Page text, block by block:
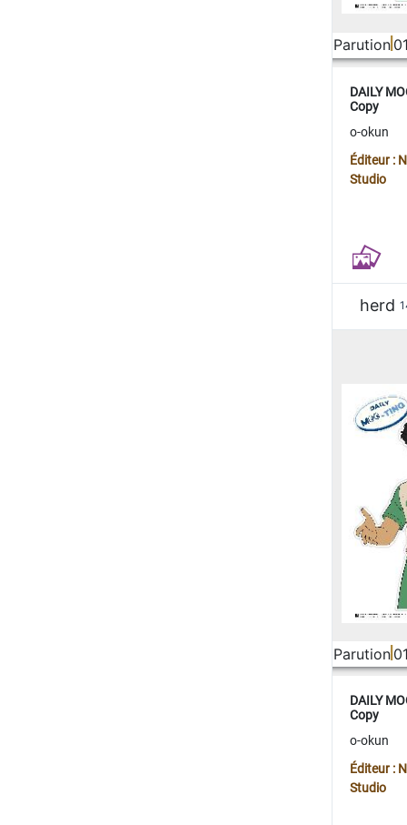
Parution
DAILY
Copy
o-okun
Éditeur :
Studio
herd
Parution
DAILY
Copy
o-okun
Éditeur :
Studio